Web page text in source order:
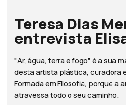
Teresa Dias
entrevista
"Ar, água, terra e fogo" é a sua
desta artista plástica, curadora
Formada em Filosofia, porque a
atravessa todo o seu caminho.